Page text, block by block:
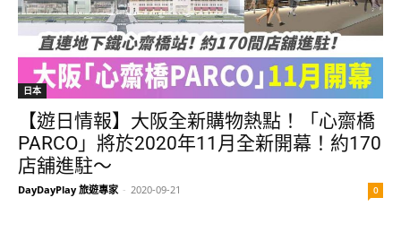
日本
【遊日情報】大阪全新購物熱點！「心齋橋
PARCO」將於2020年11月全新開幕！約170
店舖進駐～
DayDayPlay 旅遊專家 - 2020-09-21 0